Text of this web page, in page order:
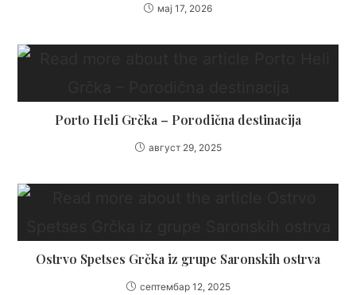
мај 17, 2026
Porto Heli Grčka – Porodična destinacija
август 29, 2025
Ostrvo Spetses Grčka iz grupe Saronskih ostrva
септембар 12, 2025